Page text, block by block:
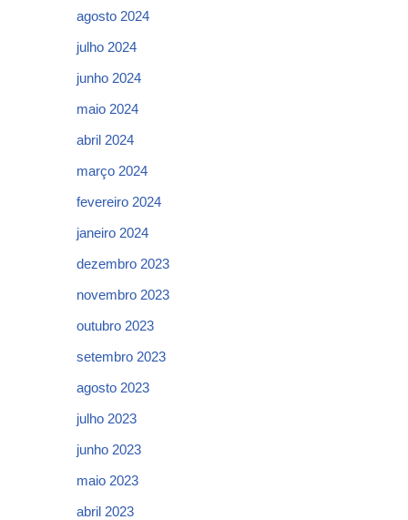
agosto 2024
julho 2024
junho 2024
maio 2024
abril 2024
março 2024
fevereiro 2024
janeiro 2024
dezembro 2023
novembro 2023
outubro 2023
setembro 2023
agosto 2023
julho 2023
junho 2023
maio 2023
abril 2023